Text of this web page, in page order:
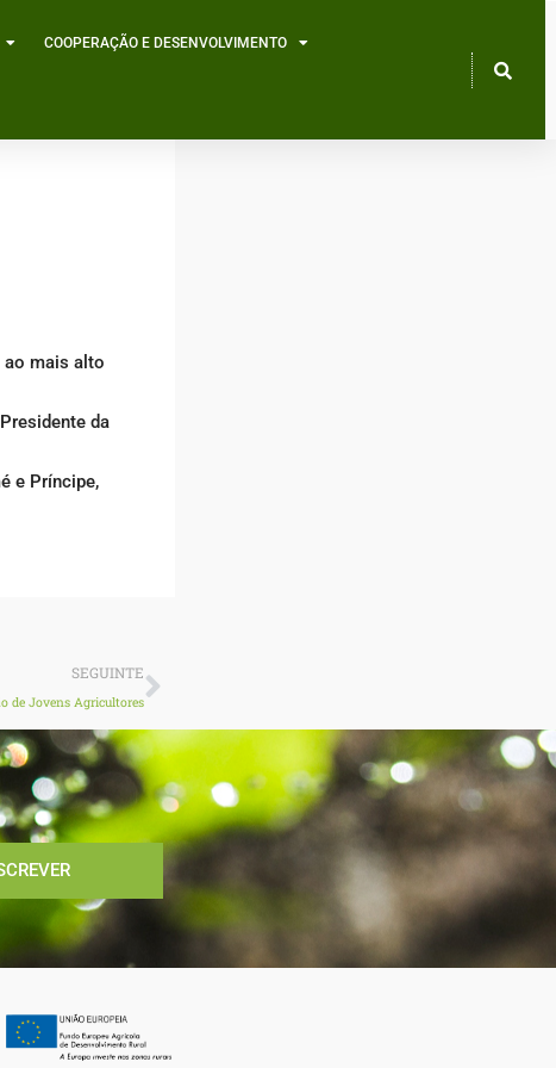
COOPERAÇÃO E DESENVOLVIMENTO
ao mais alto
da
e Príncipe,
SEGUINTE
de Jovens Agricultores
Next